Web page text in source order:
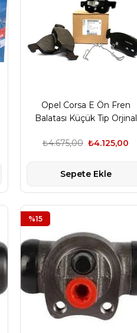
Opel Corsa E Ön Fren
Balatası Küçük Tip Orjinal
₺4.125,00
₺4.675,00
Sepete Ekle
%15